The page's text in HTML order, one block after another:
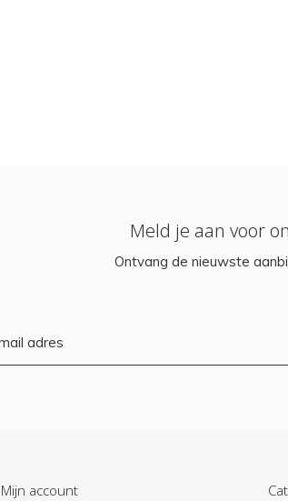
Meld je aan voor
Ontvang de nieuwste
Mijn account